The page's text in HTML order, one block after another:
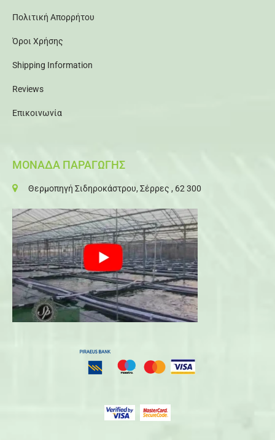
Πολιτική Απορρήτου
Όροι Χρήσης
Shipping Information
Reviews
Επικοινωνία
ΜΟΝΑΔΑ ΠΑΡΑΓΩΓΗΣ
Θερμοπηγή Σιδηροκάστρου, Σέρρες , 62 300